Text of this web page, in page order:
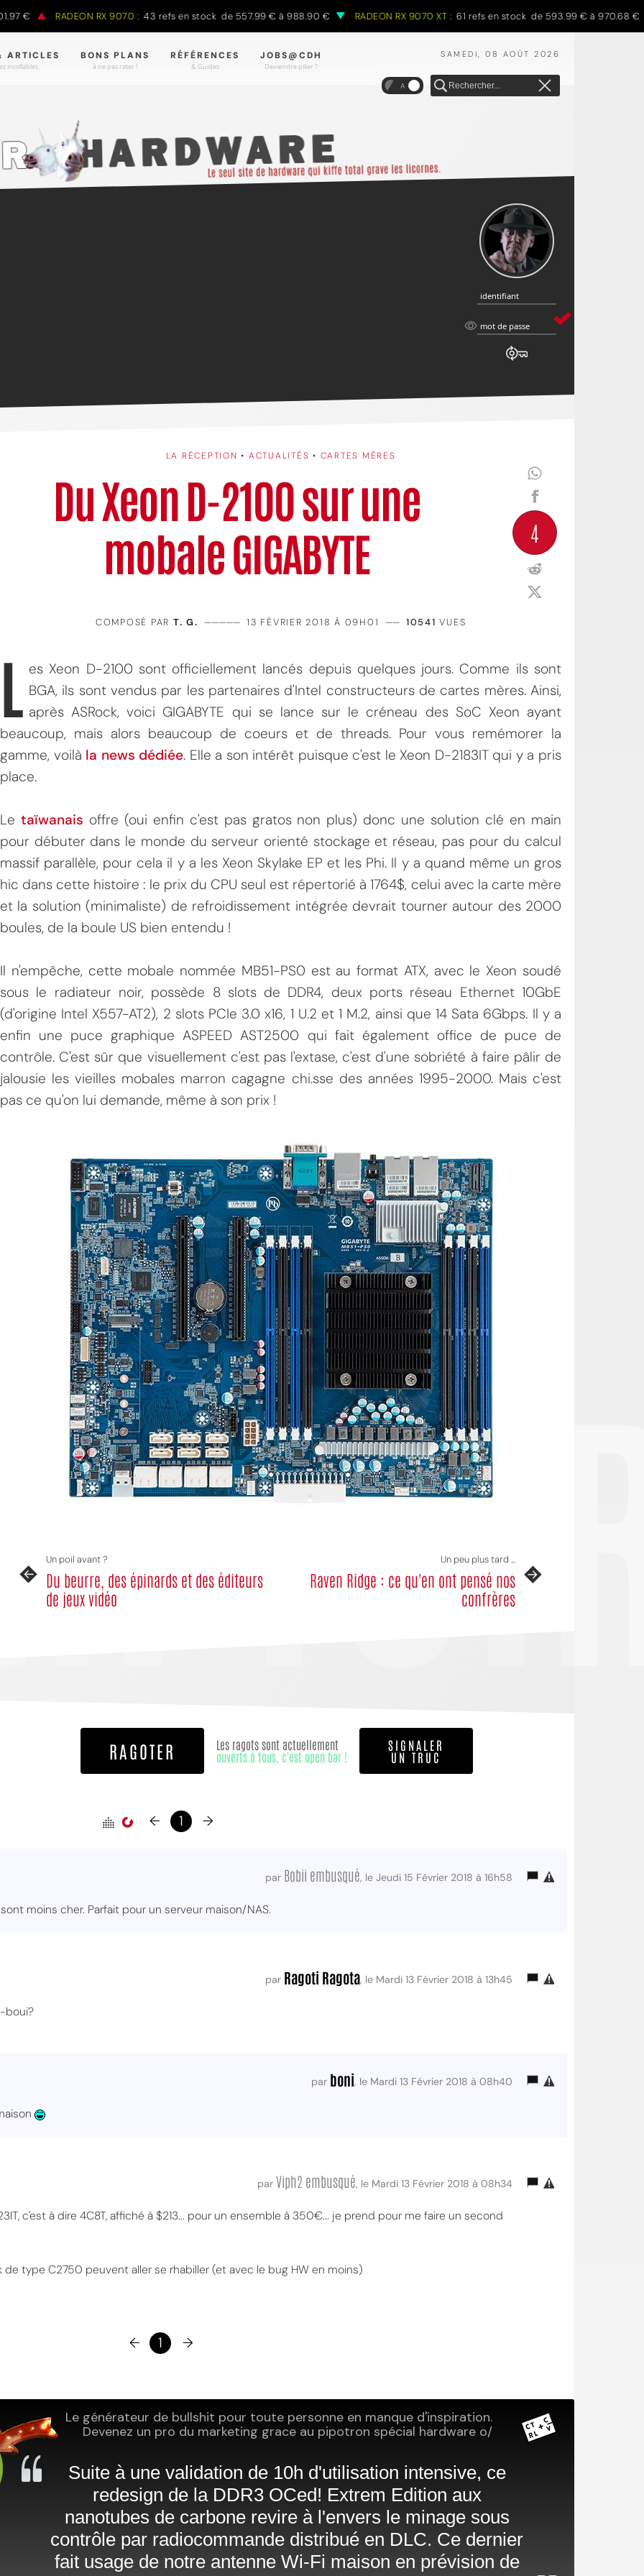
€ RADEON RX 9070 : 43 refs en stock de 557.99 € à 988.90 € RADEON RX 9070 XT : 61 refs en stock de 593.99 € à 970.68 €
SAMEDI, 08 AOÛT 2026
ARTICLES
incollables.
BONS PLANS
à ne pas rater !
RÉFÉRENCES
& Guides
JOBS@CDH
Deviendre pilier ?
A
identifiant
identifiant
mot
mot de passe
LA RÉCEPTION • ACTUALITÉS • CARTES MÈRES
Du Xeon D-2100 sur une
mobale GIGABYTE
4
COMPOSÉ PAR T. G. ————— 13 FÉVRIER 2018 À 09H01 —— 10541 VUES
L
es Xeon D-2100 sont officiellement lancés depuis quelques jours. Comme ils sont
BGA, ils sont vendus par les partenaires d'Intel constructeurs de cartes mères. Ainsi,
après ASRock, voici GIGABYTE qui se lance sur le créneau des SoC Xeon ayant
beaucoup, mais alors beaucoup de coeurs et de threads. Pour vous remémorer la
gamme, voilà la news dédiée. Elle a son intérêt puisque c'est le Xeon D-2183IT qui y a pris
place.
Le taïwanais offre (oui enfin c'est pas gratos non plus) donc une solution clé en main
pour débuter dans le monde du serveur orienté stockage et réseau, pas pour du calcul
massif parallèle, pour cela il y a les Xeon Skylake EP et les Phi. Il y a quand même un gros
hic dans cette histoire : le prix du CPU seul est répertorié à 1764$, celui avec la carte mère
et la solution (minimaliste) de refroidissement intégrée devrait tourner autour des 2000
boules, de la boule US bien entendu !
Il n'empêche, cette mobale nommée MB51-PS0 est au format ATX, avec le Xeon soudé
sous le radiateur noir, possède 8 slots de DDR4, deux ports réseau Ethernet 10GbE
(d'origine Intel X557-AT2), 2 slots PCIe 3.0 x16, 1 U.2 et 1 M.2, ainsi que 14 Sata 6Gbps. Il y a
enfin une puce graphique ASPEED AST2500 qui fait également office de puce de
contrôle. C'est sûr que visuellement c'est pas l'extase, c'est d'une sobriété à faire pâlir de
jalousie les vieilles mobales marron cagagne chi.sse des années 1995-2000. Mais c'est
pas ce qu'on lui demande, même à son prix !
Un poil avant ?
Du beurre, des épinards et des éditeurs
de jeux vidéo
Un peu plus tard ...
Raven Ridge : ce qu'en ont pensé nos
confrères
RAGOTER
Les ragots sont actuellement
ouverts à tous, c'est open bar !
SIGNALER
UN TRUC
← 1 →
par Bobii embusqué, le Jeudi 15 Février 2018 à 16h58
moins cher. Parfait pour un serveur maison/NAS.
par Ragoti Ragota, le Mardi 13 Février 2018 à 13h45
boui?
par boni, le Mardi 13 Février 2018 à 08h40
par Viph2 embusqué, le Mardi 13 Février 2018 à 08h34
c'est à dire 4C8T, affiché à $213... pour un ensemble à 350€... je prend pour me faire un second
de type C2750 peuvent aller se rhabiller (et avec le bug HW en moins)
← 1 →